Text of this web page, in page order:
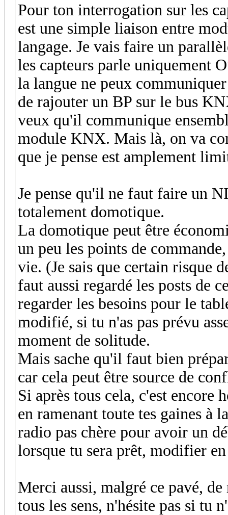
Pour ton interrogation sur les
est une simple liaison entre
langage. Je vais faire un
les capteurs parle uniquement
la langue ne peux
de rajouter un BP sur le bus
veux qu'il communique
module KNX. Mais là, on va
que je pense est amplement
Je pense qu'il ne faut faire un
totalement domotique.
La domotique peut être
un peu les points de
vie. (Je sais que certain risque
faut aussi regardé les posts de
regarder les besoins pour le
modifié, si tu n'as pas prévu
moment de solitude.
Mais sache qu'il faut bien
car cela peut être source de
Si après tous cela, c'est encore
en ramenant toute tes gaines à
radio pas chère pour avoir un
lorsque tu sera prêt, modifier
Merci aussi, malgré ce pavé,
tous les sens, n'hésite pas si tu